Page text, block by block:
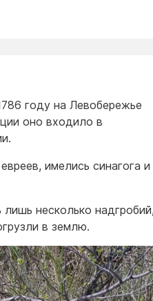
году на Левобережье
оно входило в
имелись синагога и
несколько
в землю.